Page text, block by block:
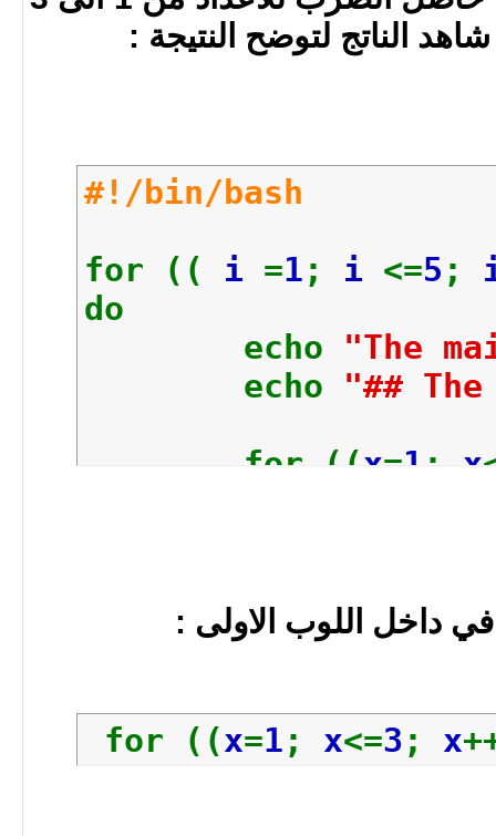
#!/bin/bash
for (( i =1 ; i <=5 ;
do
echo "The
echo "##
for ((x=1 ; x
done
#EOF
في داخل اللوب الاولى :
for ((x=1 ; x<=3 ; x